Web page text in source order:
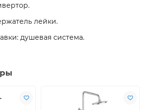
лейки.
душевая система.